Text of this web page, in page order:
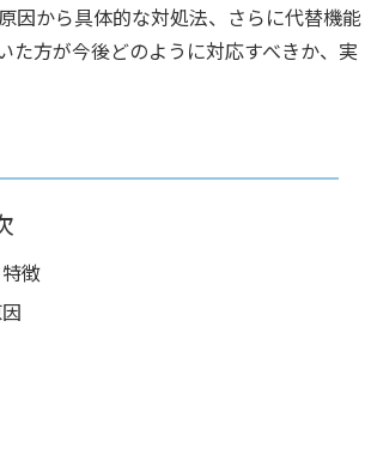
因から具体的な対処法、さらに代替機能
た方が今後どのように対応すべきか、実
徴